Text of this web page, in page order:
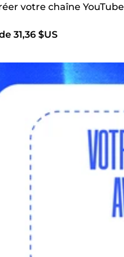
votre chaîne YouTube
31,36 $US